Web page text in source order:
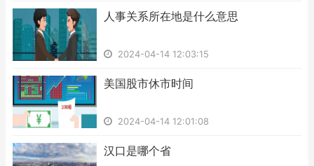
​人事关系所在地是什么意思
2024-04-14 12:03:15
​美国股市休市时间
2024-04-14 12:01:08
​汉口是哪个省